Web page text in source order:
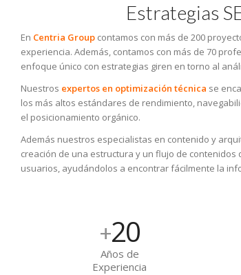
Estrategias
En Centria Group contamos con más de 200
experiencia. Además, contamos con más de 70
enfoque único con estrategias giren en torno al
Nuestros expertos en optimización técnica se
los más altos estándares de rendimiento,
el posicionamiento orgánico.
Además nuestros especialistas en contenido y
creación de una estructura y un flujo de
usuarios, ayudándolos a encontrar fácilmente la
+20
Años de
Experiencia